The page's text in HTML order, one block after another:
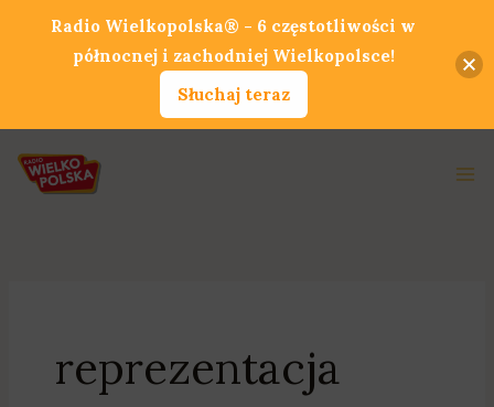
reprezentacja
Radio Wielkopolska® - 6 częstotliwości w
północnej i zachodniej Wielkopolsce!
Słuchaj teraz